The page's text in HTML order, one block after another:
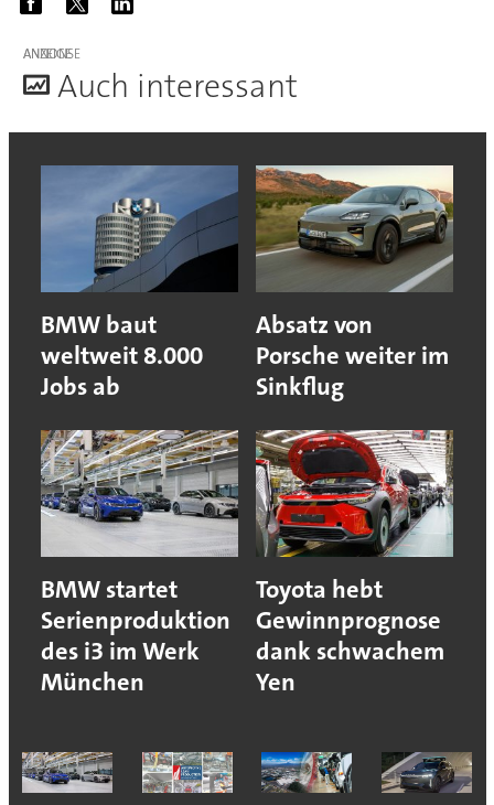
ANZEIGE
Auch interessant
BMW baut
weltweit 8.000
Jobs ab
Absatz von
Porsche weiter im
Sinkflug
BMW startet
Serienproduktion
des i3 im Werk
München
Toyota hebt
Gewinnprognose
dank schwachem
Yen